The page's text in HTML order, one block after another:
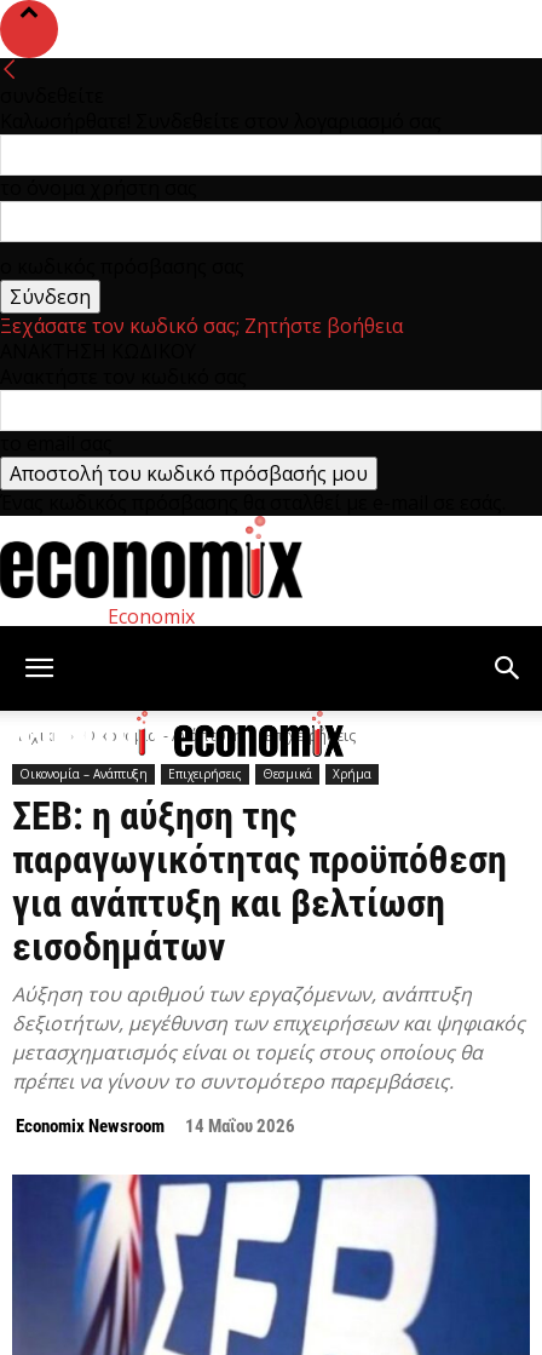
Ξεχάσατε τον κωδικό σας; Ζητήστε βοήθεια
Economix
Αρχική Οικονομία – Ανάπτυξη Επιχειρήσεις
Οικονομία – Ανάπτυξη Επιχειρήσεις Θεσμικά Χρήμα
ΣΕΒ: η αύξηση της
παραγωγικότητας προϋπόθεση
για ανάπτυξη και βελτίωση
εισοδημάτων
Αύξηση του αριθμού των εργαζόμενων, ανάπτυξη
δεξιοτήτων, μεγέθυνση των επιχειρήσεων και ψηφιακός
μετασχηματισμός είναι οι τομείς στους οποίους θα
πρέπει να γίνουν το συντομότερο παρεμβάσεις.
Economix Newsroom 14 Μαΐου 2026